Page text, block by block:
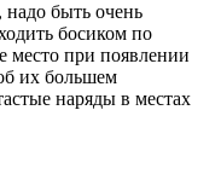
быть очень
босиком по
место при появлении
их большем
наряды в местах